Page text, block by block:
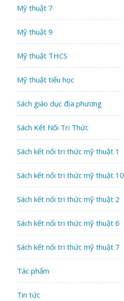
Mỹ thuật 7
Mỹ thuật 9
Mỹ thuật THCS
Mỹ thuật tiểu học
Sách giáo dục địa phương
Sách Kết Nối Tri Thức
Sách kết nối tri thức mỹ thuật 1
Sách kết nối tri thức mỹ thuật 10
Sách kết nối tri thức mỹ thuật 2
Sách kết nối tri thức mỹ thuật 6
Sách kết nối tri thức mỹ thuật 7
Tác phẩm
Tin tức